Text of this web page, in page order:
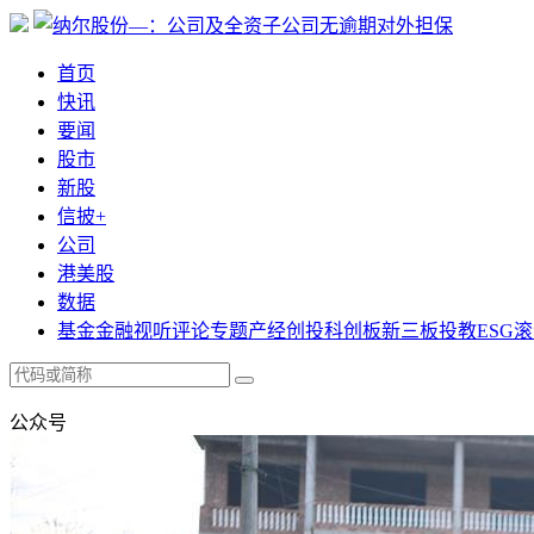
首页
快讯
要闻
股市
新股
信披+
公司
港美股
数据
基金金融视听评论专题产经创投科创板新三板投教ESG
公众号